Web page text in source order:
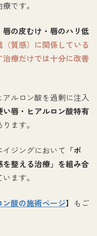
です。
の皮むけ・唇のハリ低
質感）に関係している
療だけでは十分に改善
ルロン酸を過剰に注入
唇・ヒアルロン酸特有
ます。
ジングにおいて 「ボ
整える治療」を組み合
ます。
ン酸の施術ページ】もご